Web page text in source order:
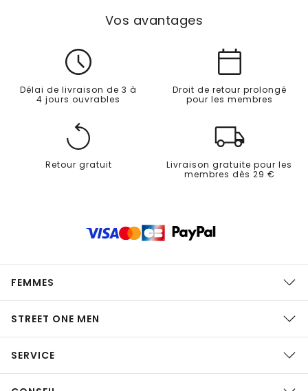
Vos avantages
Délai de livraison de 3 à
4 jours ouvrables
Droit de retour prolongé
pour les membres
Retour gratuit
Livraison gratuite pour les
membres dès 29 €
FEMMES
STREET ONE MEN
SERVICE